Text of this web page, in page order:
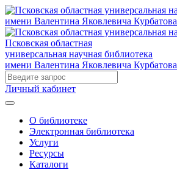
Псковская областная
универсальная научная библиотека
имени Валентина Яковлевича Курбатова
Личный кабинет
О библиотеке
Электронная библиотека
Услуги
Ресурсы
Каталоги